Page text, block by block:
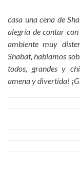
casa una cena de
alegría de contar
ambiente muy
Shabat, hablamos
todos, grandes y
amena y divertida!